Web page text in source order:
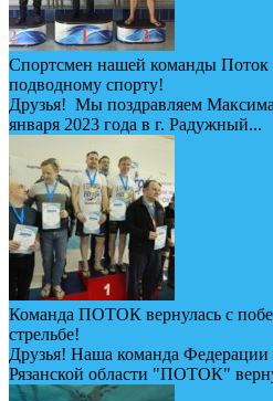
Спортсмен нашей команды Поток
подводному спорту!
Друзья! Мы поздравляем
января 2023 года в г. Радужный...
Команда ПОТОК вернулась с
стрельбе!
Друзья! Наша команда Федерации
Рязанской области "ПОТОК"